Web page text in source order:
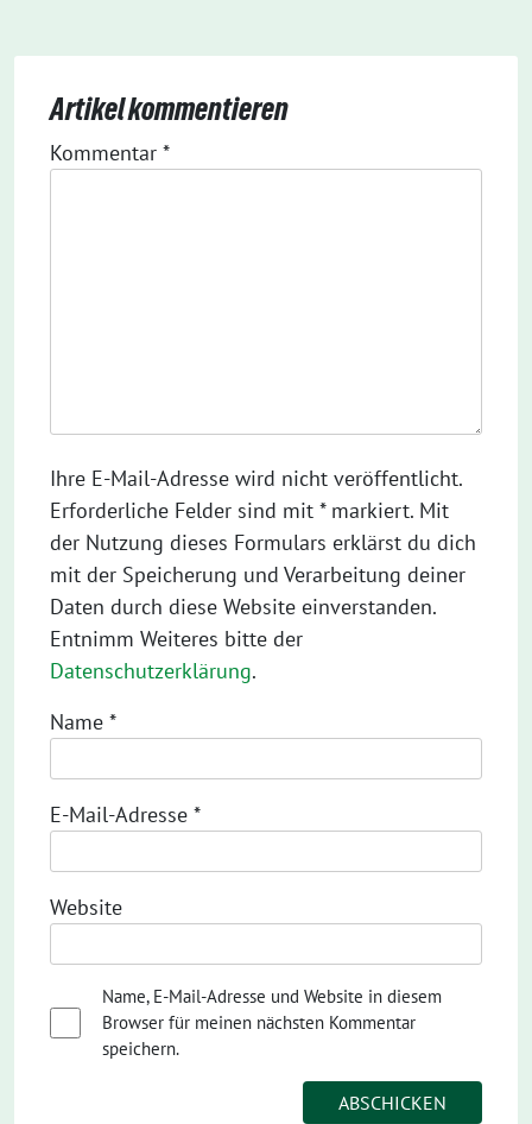
Artikel kommentieren
Kommentar *
Ihre E-Mail-Adresse wird nicht veröffentlicht.
Erforderliche Felder sind mit * markiert. Mit
der Nutzung dieses Formulars erklärst du dich
mit der Speicherung und Verarbeitung deiner
Daten durch diese Website einverstanden.
Entnimm Weiteres bitte der
Datenschutzerklärung.
Name *
E-Mail-Adresse *
Website
Name, E-Mail-Adresse und Website in diesem
Browser für meinen nächsten Kommentar
speichern.